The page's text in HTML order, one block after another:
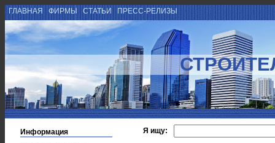
ГЛАВНАЯ ФИРМЫ СТАТЬИ ПРЕСС-РЕЛИЗЫ
Информация
Я ищу: